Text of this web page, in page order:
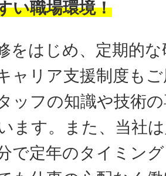
い職場環境！
をはじめ、定期的
ャリア支援制度も
ッフの知識や技術
ます。また、当社
で定年のタイミン